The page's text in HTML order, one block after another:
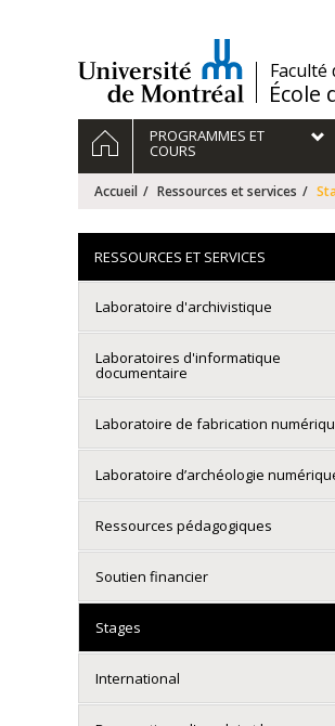
/Faculté
École
Navigation
principale
ACCUEILPROGRAMMES ET
COURS
Accueil Ressources et services
RESSOURCES ET SERVICES
Laboratoire d'archivistique
Laboratoires d'informatique
documentaire
Laboratoire de fabrication
Laboratoire d’archéologie
Ressources pédagogiques
Soutien financier
Stages
International